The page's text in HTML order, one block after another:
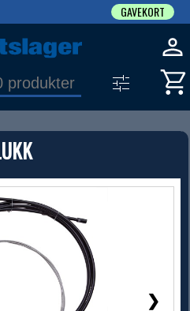
❯
GAVEKORT
(1)
til å spisse søket